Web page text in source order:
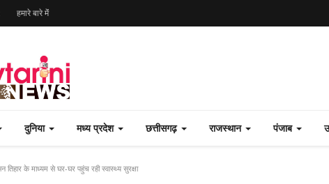
हमारे बारे मेंं
दुनिया मध्य प्रदेश छत्तीसगढ़ राजस्थान पंजाब
तिहार के माध्यम से घर-घर पहुंच रही स्वास्थ्य सुरक्षा